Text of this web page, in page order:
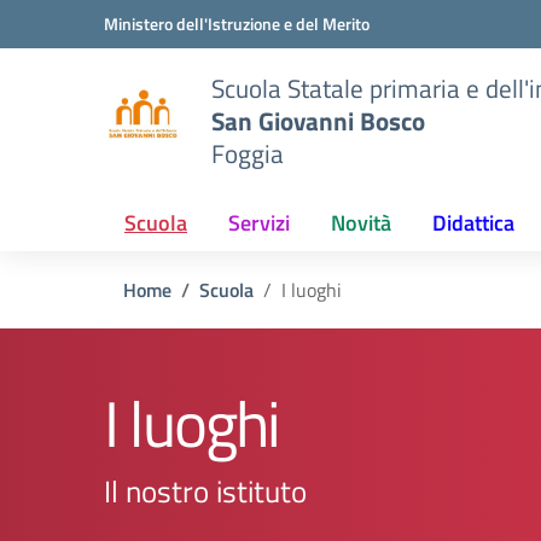
Vai ai contenuti
Vai al menu di navigazioneMinistero dell'Istruzione e del Merito
Scuola Statale primaria e
San Giovanni Bosco
Foggia
Scuola Servizi Novità Didattica
Home Scuola I luoghi
I luoghi
Il nostro istituto